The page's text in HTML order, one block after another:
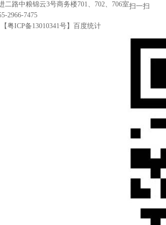
路中粮锦云3号商务楼701、702、706室
2966-7475
粤ICP备13010341号】 百度统计
扫一扫